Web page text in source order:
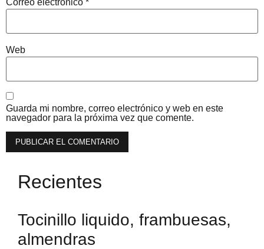
Correo electrónico *
Web
Guarda mi nombre, correo electrónico y web en este
navegador para la próxima vez que comente.
Recientes
Tocinillo liquido, frambuesas,
almendras